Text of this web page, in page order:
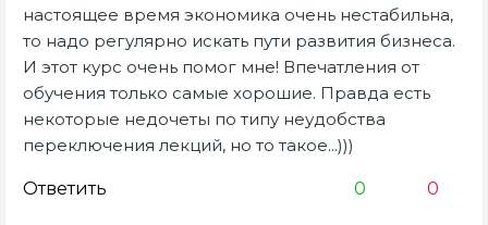
настоящее время экономика очень нестабильна,
то надо регулярно искать пути развития бизнеса.
И этот курс очень помог мне! Впечатления от
обучения только самые хорошие. Правда есть
некоторые недочеты по типу неудобства
переключения лекций, но то такое...)))
Ответить 0 0